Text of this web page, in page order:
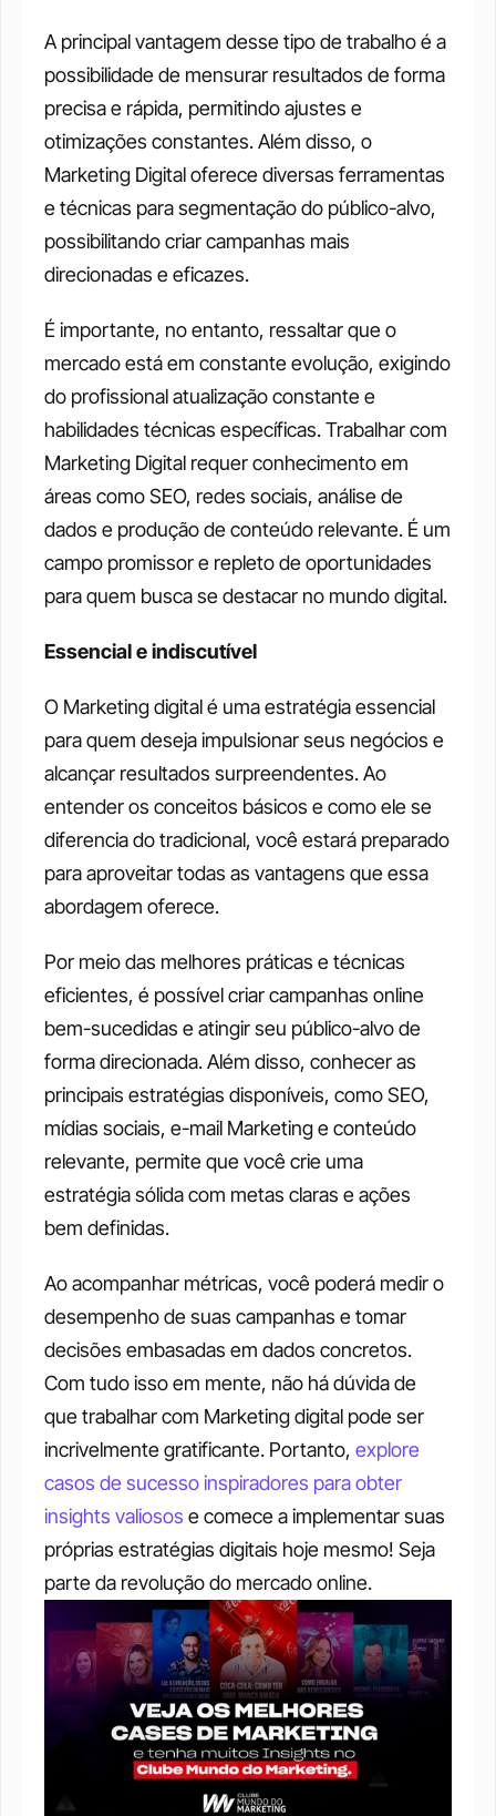
A principal vantagem desse tipo de trabalho é a
possibilidade de mensurar resultados de forma
precisa e rápida, permitindo ajustes e
otimizações constantes. Além disso, o
Marketing Digital oferece diversas ferramentas
e técnicas para segmentação do público-alvo,
possibilitando criar campanhas mais
direcionadas e eficazes.
É importante, no entanto, ressaltar que o
mercado está em constante evolução, exigindo
do profissional atualização constante e
habilidades técnicas específicas. Trabalhar com
Marketing Digital requer conhecimento em
áreas como SEO, redes sociais, análise de
dados e produção de conteúdo relevante. É um
campo promissor e repleto de oportunidades
para quem busca se destacar no mundo digital.
Essencial e indiscutível
O Marketing digital é uma estratégia essencial
para quem deseja impulsionar seus negócios e
alcançar resultados surpreendentes. Ao
entender os conceitos básicos e como ele se
diferencia do tradicional, você estará preparado
para aproveitar todas as vantagens que essa
abordagem oferece.
Por meio das melhores práticas e técnicas
eficientes, é possível criar campanhas online
bem-sucedidas e atingir seu público-alvo de
forma direcionada. Além disso, conhecer as
principais estratégias disponíveis, como SEO,
mídias sociais, e-mail Marketing e conteúdo
relevante, permite que você crie uma
estratégia sólida com metas claras e ações
bem definidas.
Ao acompanhar métricas, você poderá medir o
desempenho de suas campanhas e tomar
decisões embasadas em dados concretos.
Com tudo isso em mente, não há dúvida de
que trabalhar com Marketing digital pode ser
incrivelmente gratificante. Portanto, explore
casos de sucesso inspiradores para obter
insights valiosos e comece a implementar suas
próprias estratégias digitais hoje mesmo! Seja
parte da revolução do mercado online.